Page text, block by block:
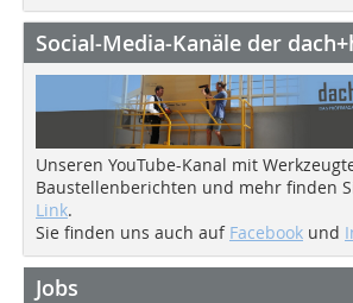
Social-Media-Kanäle der
Unseren YouTube-Kanal mit
Baustellenberichten und mehr finden
Link.
Sie finden uns auch auf Facebook und
Jobs